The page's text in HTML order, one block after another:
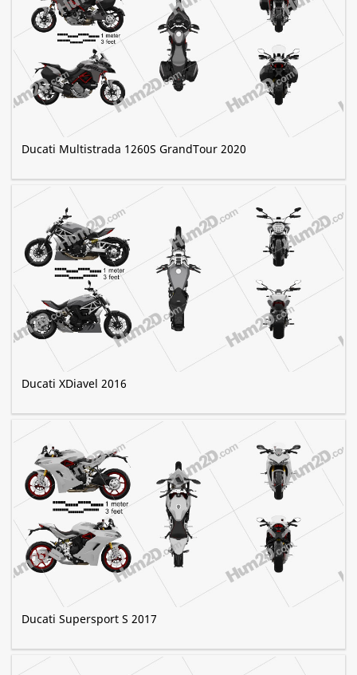
Ducati Multistrada 1260S GrandTour 2020
Ducati XDiavel 2016
Ducati Supersport S 2017